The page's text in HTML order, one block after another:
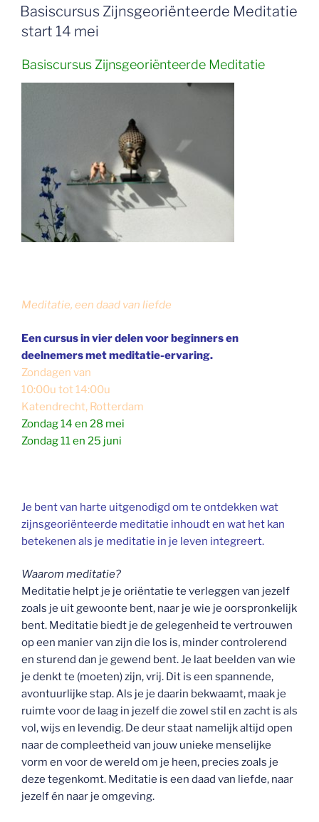
OP
Basiscursus Zijnsgeoriënteerde Meditatie
start 14 mei
Basiscursus Zijnsgeoriënteerde Meditatie
Meditatie, een daad van liefde
Een cursus in vier delen voor beginners en
deelnemers met meditatie-ervaring.
Zondagen van
10:00u tot 14:00u
Katendrecht, Rotterdam
Zondag 14 en 28 mei
Zondag 11 en 25 juni
Je bent van harte uitgenodigd om te ontdekken wat
zijnsgeoriënteerde meditatie inhoudt en wat het kan
betekenen als je meditatie in je leven integreert.
Waarom meditatie?
Meditatie helpt je je oriëntatie te verleggen van jezelf
zoals je uit gewoonte bent, naar je wie je oorspronkelijk
bent. Meditatie biedt je de gelegenheid te vertrouwen
op een manier van zijn die los is, minder controlerend
en sturend dan je gewend bent. Je laat beelden van wie
je denkt te (moeten) zijn, vrij. Dit is een spannende,
avontuurlijke stap. Als je je daarin bekwaamt, maak je
ruimte voor de laag in jezelf die zowel stil en zacht is als
vol, wijs en levendig. De deur staat namelijk altijd open
naar de compleetheid van jouw unieke menselijke
vorm en voor de wereld om je heen, precies zoals je
deze tegenkomt. Meditatie is een daad van liefde, naar
jezelf én naar je omgeving.